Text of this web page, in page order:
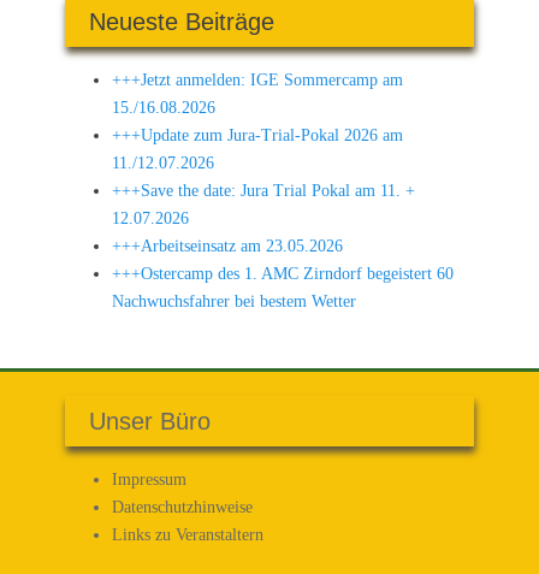
Neueste Beiträge
+++Jetzt anmelden: IGE Sommercamp am
15./16.08.2026
+++Update zum Jura-Trial-Pokal 2026 am
11./12.07.2026
+++Save the date: Jura Trial Pokal am 11. +
12.07.2026
+++Arbeitseinsatz am 23.05.2026
+++Ostercamp des 1. AMC Zirndorf begeistert 60
Nachwuchsfahrer bei bestem Wetter
Unser Büro
Impressum
Datenschutz­hinweise
Links zu Veranstaltern